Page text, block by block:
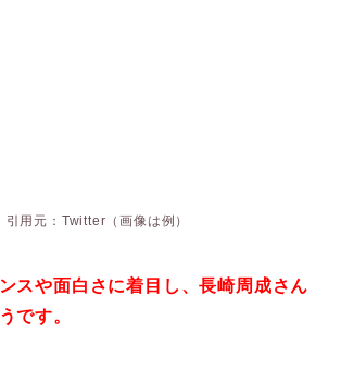
引用元：Twitter（画像は例）
スや面白さに着目し、長崎周成さん
です。